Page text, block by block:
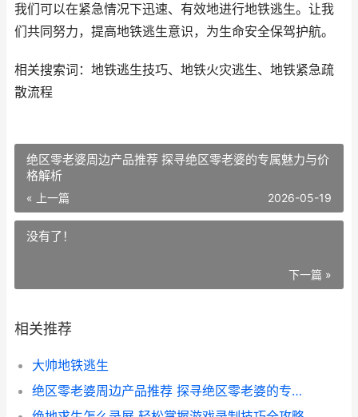
我们可以在紧急情况下迅速、有效地进行地铁逃生。让我
们共同努力，提高地铁逃生意识，为生命安全保驾护航。
相关搜索词：地铁逃生技巧、地铁火灾逃生、地铁紧急疏
散流程
绝区零老婆周边产品推荐 探寻绝区零老婆的专属魅力与价
格解析
« 上一篇 2026-05-19
没有了！
下一篇 »
相关推荐
大帅地铁逃生
绝区零老婆周边产品推荐 探寻绝区零老婆的专属魅力与价格解析